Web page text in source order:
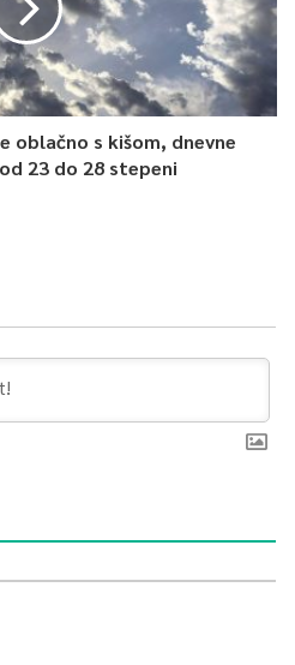
oblačno s kišom, dnevne
23 do 28 stepeni